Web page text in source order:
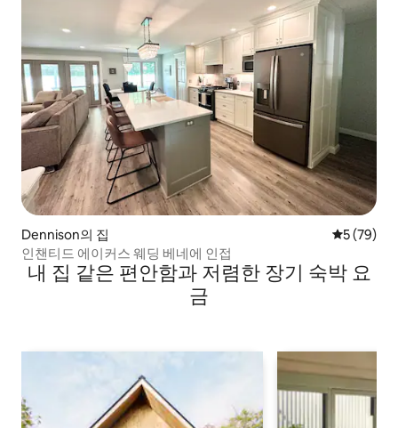
Dennison의 집 평점 5점(5
5 (79)
인챈티드 에이커스 웨딩 베네에 인접
내 집 같은 편안함과 저렴한 장기 숙박 요
금